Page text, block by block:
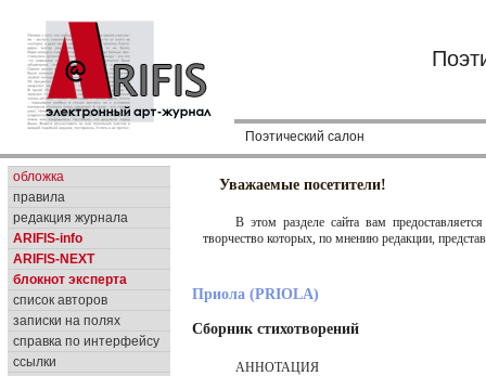
Поэтический салон
обложка
правила
редакция журнала
ARIFIS-info
ARIFIS-NEXT
блокнот эксперта
список авторов
записки на полях
справка по интерфейсу
ссылки
Уважаемые посетители!
В этом разделе сайта вам
творчество которых, по мнению редакции,
Приола (PRIOLA)
Сборник стихотворений
АННОТАЦИЯ